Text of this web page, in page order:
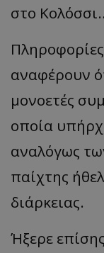
στο
αναφέρουν
μονοετές
οποία
αναλόγως
παίχτης
διάρκειας.
Ήξερε